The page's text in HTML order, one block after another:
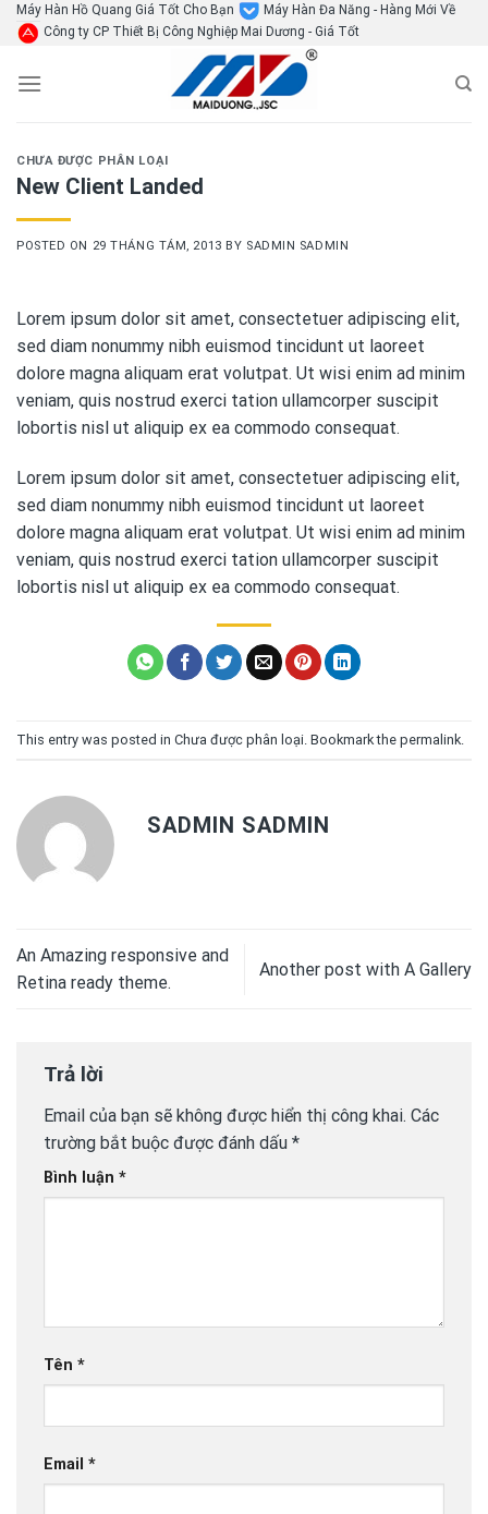
SkipMáy Hàn Hồ Quang Giá Tốt Cho Bạn
Máy Hàn Đa Năng - Hàng Mới Về
Công ty CP Thiết Bị Công Nghiệp Mai Dương - Giá Tốt
CHƯA ĐƯỢC PHÂN LOẠI
New Client Landed
POSTED ON 29 THÁNG TÁM, 2013 BY SADMIN SADMIN
Lorem ipsum dolor sit amet, consectetuer adipiscing elit,
sed diam nonummy nibh euismod tincidunt ut laoreet
dolore magna aliquam erat volutpat. Ut wisi enim ad minim
veniam, quis nostrud exerci tation ullamcorper suscipit
lobortis nisl ut aliquip ex ea commodo consequat.
Lorem ipsum dolor sit amet, consectetuer adipiscing elit,
sed diam nonummy nibh euismod tincidunt ut laoreet
dolore magna aliquam erat volutpat. Ut wisi enim ad minim
veniam, quis nostrud exerci tation ullamcorper suscipit
lobortis nisl ut aliquip ex ea commodo consequat.
This entry was posted in Chưa được phân loại . Bookmark the permalink
SADMIN SADMIN
An Amazing responsive and
Retina ready theme.
Another post with A Gallery
Trả lời
Email của bạn sẽ không được hiển thị công khai. Các
trường bắt buộc được đánh dấu *
Bình luận *
Tên *
Email *